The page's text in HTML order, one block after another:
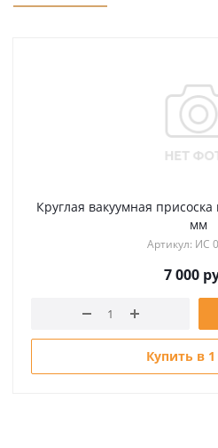
Круглая вакуумная
мм
Артикул: ИС
7 000
Купить в